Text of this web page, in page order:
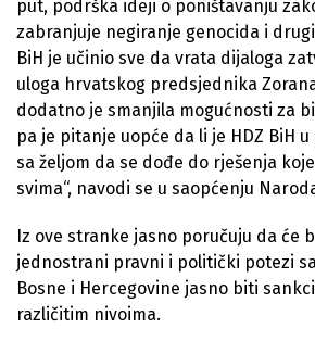
put, podrška ideji o poništavanju
zabranjuje negiranje genocida i
BiH je učinio sve da vrata dijaloga
uloga hrvatskog predsjednika
dodatno je smanjila mogućnosti za
pa je pitanje uopće da li je HDZ BiH
sa željom da se dođe do rješenja
svima“, navodi se u saopćenju
Iz ove stranke jasno poručuju da će
jednostrani pravni i politički potezi
Bosne i Hercegovine jasno biti
različitim nivoima.